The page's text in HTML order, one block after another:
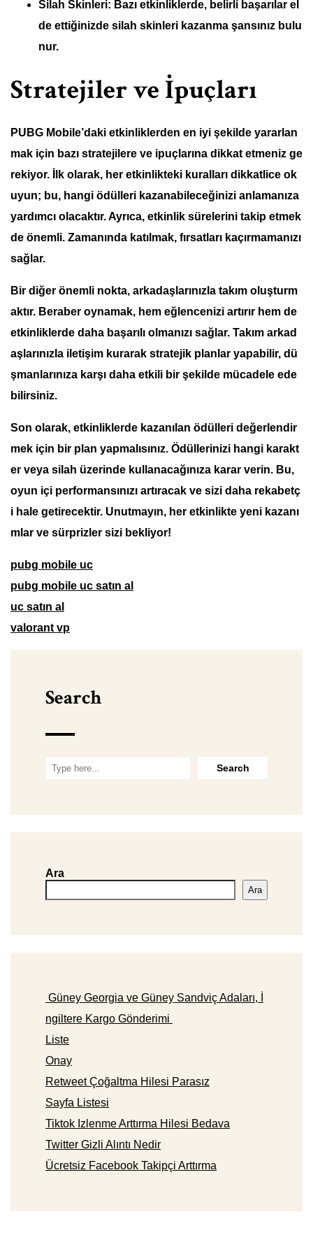
Silah Skinleri: Bazı etkinliklerde, belirli başarılar el
de ettiğinizde silah skinleri kazanma şansınız bulu
nur.
Stratejiler ve İpuçları
PUBG Mobile’daki etkinliklerden en iyi şekilde yararlan
mak için bazı stratejilere ve ipuçlarına dikkat etmeniz ge
rekiyor. İlk olarak, her etkinlikteki kuralları dikkatlice ok
uyun; bu, hangi ödülleri kazanabileceğinizi anlamanıza
yardımcı olacaktır. Ayrıca, etkinlik sürelerini takip etmek
de önemli. Zamanında katılmak, fırsatları kaçırmamanızı
sağlar.
Bir diğer önemli nokta, arkadaşlarınızla takım oluşturm
aktır. Beraber oynamak, hem eğlencenizi artırır hem de
etkinliklerde daha başarılı olmanızı sağlar. Takım arkad
aşlarınızla iletişim kurarak stratejik planlar yapabilir, dü
şmanlarınıza karşı daha etkili bir şekilde mücadele ede
bilirsiniz.
Son olarak, etkinliklerde kazanılan ödülleri değerlendir
mek için bir plan yapmalısınız. Ödüllerinizi hangi karakt
er veya silah üzerinde kullanacağınıza karar verin. Bu,
oyun içi performansınızı artıracak ve sizi daha rekabetç
i hale getirecektir. Unutmayın, her etkinlikte yeni kazanı
mlar ve sürprizler sizi bekliyor!
pubg mobile uc
pubg mobile uc satın al
uc satın al
valorant vp
Search
Ara
Ara
Güney Georgia ve Güney Sandviç Adaları, İ
ngiltere Kargo Gönderimi
Liste
Onay
Retweet Çoğaltma Hilesi Parasız
Sayfa Listesi
Tiktok Izlenme Arttırma Hilesi Bedava
Twitter Gizli Alıntı Nedir
Ücretsiz Facebook Takipçi Arttırma